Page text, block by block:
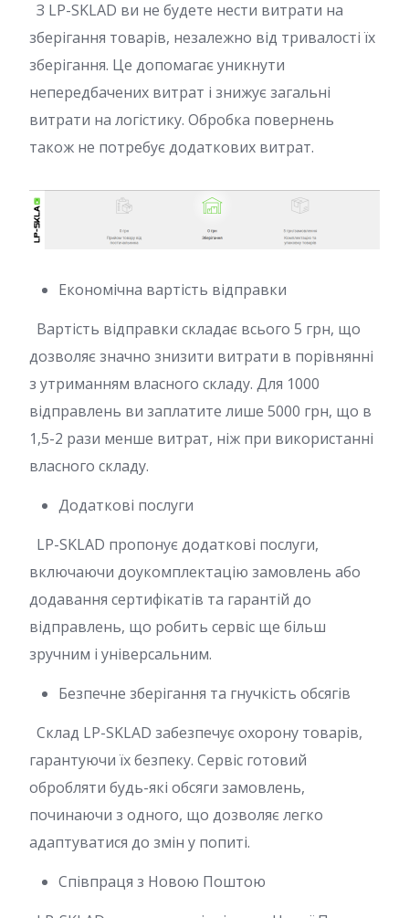
З LP-SKLAD ви не будете нести витрати на
зберігання товарів, незалежно від тривалості їх
зберігання. Це допомагає уникнути
непередбачених витрат і знижує загальні
витрати на логістику. Обробка повернень
також не потребує додаткових витрат.
Економічна вартість відправки
Вартість відправки складає всього 5 грн, що
дозволяє значно знизити витрати в порівнянні
з утриманням власного складу. Для 1000
відправлень ви заплатите лише 5000 грн, що в
1,5-2 рази менше витрат, ніж при використанні
власного складу.
Додаткові послуги
LP-SKLAD пропонує додаткові послуги,
включаючи доукомплектацію замовлень або
додавання сертифікатів та гарантій до
відправлень, що робить сервіс ще більш
зручним і універсальним.
Безпечне зберігання та гнучкість обсягів
Склад LP-SKLAD забезпечує охорону товарів,
гарантуючи їх безпеку. Сервіс готовий
обробляти будь-які обсяги замовлень,
починаючи з одного, що дозволяє легко
адаптуватися до змін у попиті.
Співпраця з Новою Поштою